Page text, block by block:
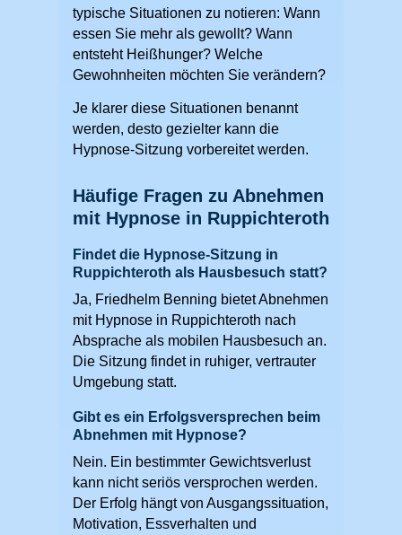
typische Situationen zu notieren: Wann
essen Sie mehr als gewollt? Wann
entsteht Heißhunger? Welche
Gewohnheiten möchten Sie verändern?
Je klarer diese Situationen benannt
werden, desto gezielter kann die
Hypnose-Sitzung vorbereitet werden.
Häufige Fragen zu Abnehmen
mit Hypnose in Ruppichteroth
Findet die Hypnose-Sitzung in
Ruppichteroth als Hausbesuch statt?
Ja, Friedhelm Benning bietet Abnehmen
mit Hypnose in Ruppichteroth nach
Absprache als mobilen Hausbesuch an.
Die Sitzung findet in ruhiger, vertrauter
Umgebung statt.
Gibt es ein Erfolgsversprechen beim
Abnehmen mit Hypnose?
Nein. Ein bestimmter Gewichtsverlust
kann nicht seriös versprochen werden.
Der Erfolg hängt von Ausgangssituation,
Motivation, Essverhalten und